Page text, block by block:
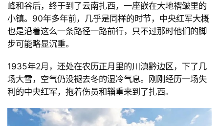
峰和谷后，终于到了云南扎西，一座嵌在大地褶皱里的
小镇。 90年多年前，几乎是同样的时节，中央红军大概
也是沿着这么一条路径一路前行，只不过那时他们的脚
步可能略显沉重。
1935年2月，还处在农历正月里的川滇黔边区，下了几
场大雪，空气仍没褪去冬的湿冷气息。刚刚经历一场失
利的中央红军，拖着伤员和辎重来到了扎西。